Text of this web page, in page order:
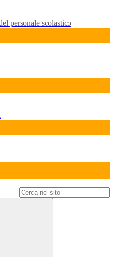
personale scolastico